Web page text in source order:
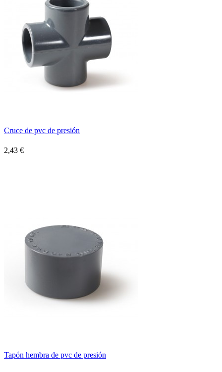
Cruce de pvc de presión
2,43 €
Tapón hembra de pvc de presión